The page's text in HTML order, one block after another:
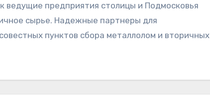
сырье. Надежные партнеры для
пунктов сбора металлолом и вторичных